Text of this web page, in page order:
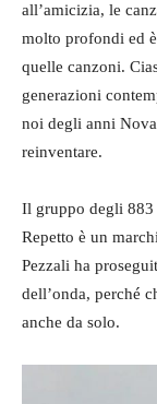
all’amicizia, le
molto profondi ed
quelle canzoni.
generazioni
noi degli anni
reinventare.
Il gruppo degli 883
Repetto è un
Pezzali ha
dell’onda, perché
anche da solo.